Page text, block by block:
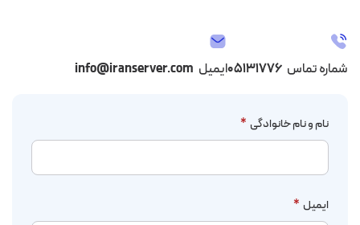
شماره تماس ۰۵۱۳۱۷۷۶ایمیل info@iranserver.com
نام و نام خانوادگی *
ایمیل *